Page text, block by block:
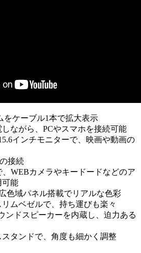
をケーブル1本で拡大表示
ながら、PCやスマホを接続可能
インチモニターで、映画や動画の
接続
WEBカメラやキードードなどのア
可能
色域パネル搭載でリアルな色彩
リムベゼルで、持ち運びも楽々
ンドスピーカーを内蔵し、迫力ある
タンドで、角度も細かく調整